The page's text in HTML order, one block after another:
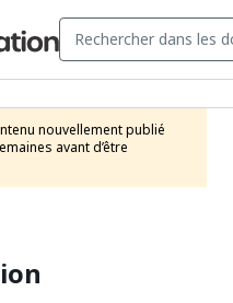
nouvellement publié
avant d’être